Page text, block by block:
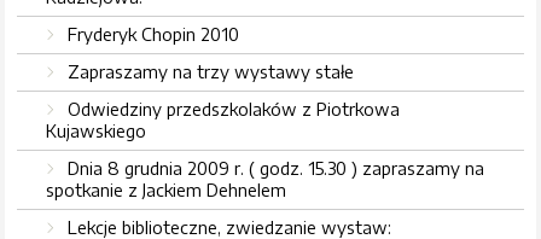
Fryderyk Chopin 2010
Zapraszamy na trzy wystawy stałe
Odwiedziny przedszkolaków z Piotrkowa
Kujawskiego
Dnia 8 grudnia 2009 r. ( godz. 15.30 ) zapraszamy na
spotkanie z Jackiem Dehnelem
Lekcje biblioteczne, zwiedzanie wystaw: